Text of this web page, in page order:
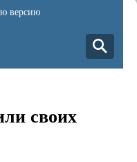
версию
своих